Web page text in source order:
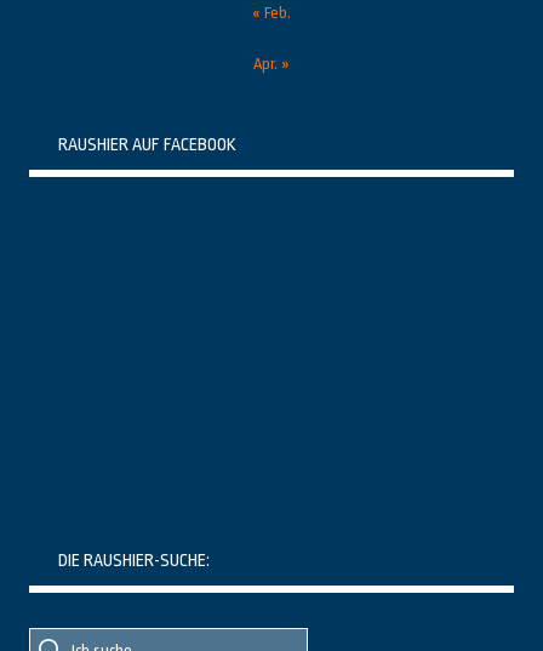
« Feb.
Apr. »
RAUSHIER AUF FACEBOOK
DIE RAUSHIER-SUCHE:
Suche
Suche